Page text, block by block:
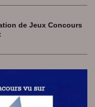
de Jeux Concours